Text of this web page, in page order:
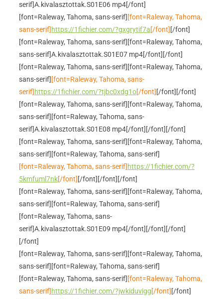
serif]A.kivalasztottak.S01E06 mp4[/font]
[font=Raleway, Tahoma, sans-serif] [font=Raleway, Tahoma,
sans-serif] https://1fichier.com/?gxgrytif7a[/font] [/font]
[font=Raleway, Tahoma, sans-serif] [font=Raleway, Tahoma,
sans-serif]A.kivalasztottak.S01E07 mp4[/font] [/font]
[font=Raleway, Tahoma, sans-serif] [font=Raleway, Tahoma,
sans-serif] [font=Raleway, Tahoma, sans-
serif] https://1fichier.com/?tjbc0xdg1o[/font] [/font] [/font]
[font=Raleway, Tahoma, sans-serif] [font=Raleway, Tahoma,
sans-serif] [font=Raleway, Tahoma, sans-
serif]A.kivalasztottak.S01E08 mp4[/font] [/font] [/font]
[font=Raleway, Tahoma, sans-serif] [font=Raleway, Tahoma,
sans-serif] [font=Raleway, Tahoma, sans-serif]
[font=Raleway, Tahoma, sans-serif] https://1fichier.com/?
5kmfuml7nk[/font] [/font] [/font] [/font]
[font=Raleway, Tahoma, sans-serif] [font=Raleway, Tahoma,
sans-serif] [font=Raleway, Tahoma, sans-serif]
[font=Raleway, Tahoma, sans-
serif]A.kivalasztottak.S01E09 mp4[/font] [/font] [/font]
[/font]
[font=Raleway, Tahoma, sans-serif] [font=Raleway, Tahoma,
sans-serif] [font=Raleway, Tahoma, sans-serif]
[font=Raleway, Tahoma, sans-serif] [font=Raleway, Tahoma,
sans-serif] https://1fichier.com/?jwkiduvigg[/font] [/font]